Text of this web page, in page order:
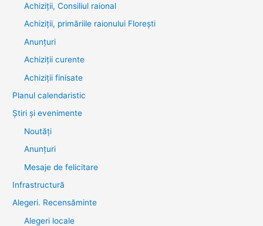
Achiziții, Consiliul raional
Achiziții, primăriile raionului Florești
Anunțuri
Achiziții curente
Achiziții finisate
Planul calendaristic
Știri şi evenimente
Noutăţi
Anunţuri
Mesaje de felicitare
Infrastructură
Alegeri. Recensăminte
Alegeri locale